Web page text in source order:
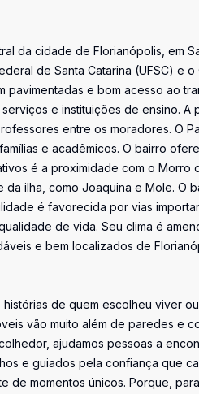
da cidade de Florianópolis, em
de Santa Catarina (UFSC) e
pavimentadas e bom acesso ao
e instituições de ensino.
entre os moradores. O
e acadêmicos. O bairro
é a proximidade com o Morro
ilha, como Joaquina e Mole. O
é favorecida por vias
de vida. Seu clima é
e bem localizados de
de quem escolheu viver
vão muito além de paredes e
ajudamos pessoas a
e guiados pela confiança que
de momentos únicos. Porque,